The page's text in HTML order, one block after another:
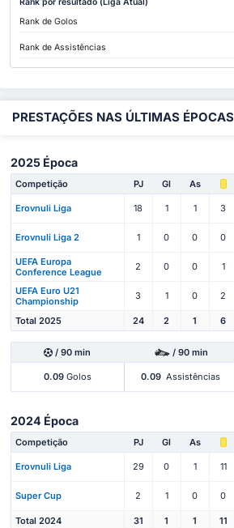
Rank de Golos
Rank de Assistências
PRESTAÇÕES NAS ÚLTIMAS ÉPOCAS
2025 Época
Competição PJ Gl As
Erovnuli Liga 18 1 1 3
Erovnuli Liga 2 1 0 0 0
UEFA Europa
Conference League
2 0 0 1
UEFA Euro U21
Championship
3 1 0 2
Total 2025 24 2 1 6
/ 90 min / 90 min
0.09Golos 0.09 Assistências
2024 Época
Competição PJ Gl As
Erovnuli Liga 29 0 1 11
Super Cup 2 1 0 0
Total 2024 31 1 1 11